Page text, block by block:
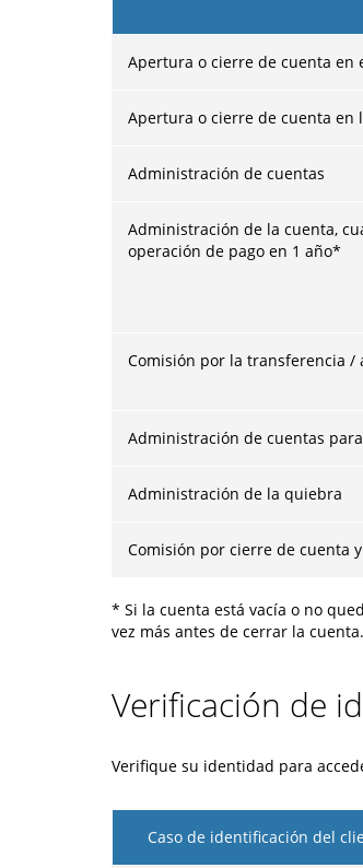
Apertura o cierre de cuenta en
Apertura o cierre de cuenta en
Administración de cuentas
Administración de la cuenta,
operación de pago en 1 año*
Comisión por la transferencia
Administración de cuentas
Administración de la quiebra
Comisión por cierre de cuenta
* Si la cuenta está vacía o no
vez más antes de cerrar la cuenta.
Verificación de
Verifique su identidad para
Caso de identificación del